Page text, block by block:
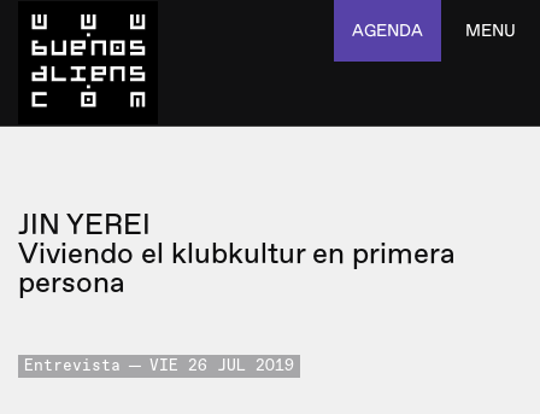
AGENDA MENU
JIN YEREI
Viviendo el klubkultur en primera
persona
Entrevista VIE 26 JUL 2019